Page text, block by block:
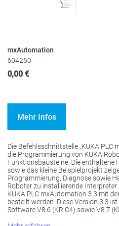
mxAutomation
604250
0,00 €
Mehr Infos
Die Befehlsschnittstelle „KUKA.PLC
die Programmierung von KUKA
Funktionsbausteine. Die
sowie das kleine Beispielprojekt
Programmierung, Diagnose sowie
Roboter zu installierende
KUKA.PLC mxAutomation 3.3 mit
bestellt werden. Diese Version 3.3
Software V8.6 (KR C4) sowie V8.7